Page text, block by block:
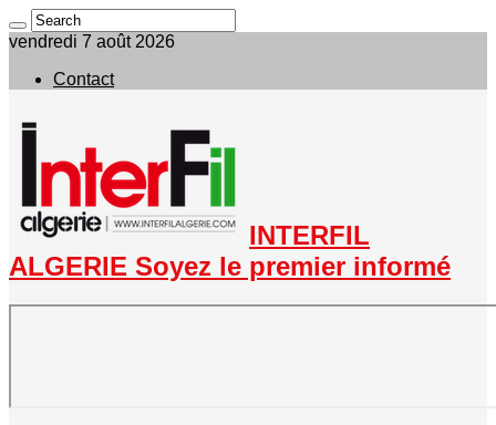
vendredi 7 août 2026
Contact
INTERFIL
ALGERIE Soyez le premier informé